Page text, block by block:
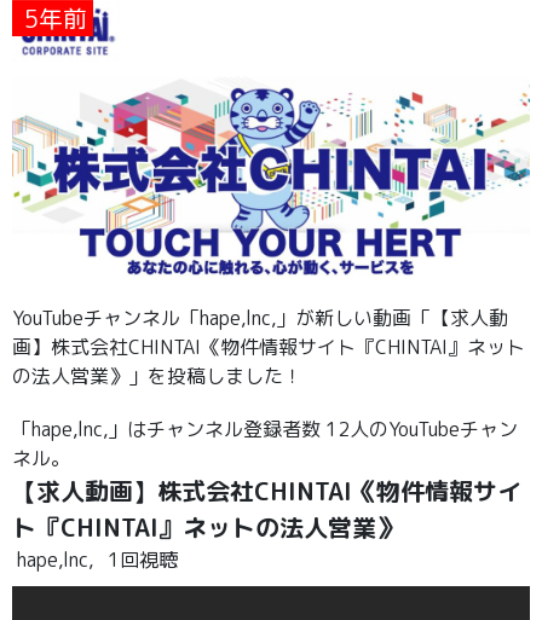
5年前
YouTubeチャンネル「hape,lnc,」が新しい動画「【求人動
画】株式会社CHINTAI《物件情報サイト『CHINTAI』ネット
の法人営業》」を投稿しました！
「hape,lnc,」はチャンネル登録者数 12人のYouTubeチャン
ネル。
【求人動画】株式会社CHINTAI《物件情報サイ
ト『CHINTAI』ネットの法人営業》
hape,lnc, 1回視聴